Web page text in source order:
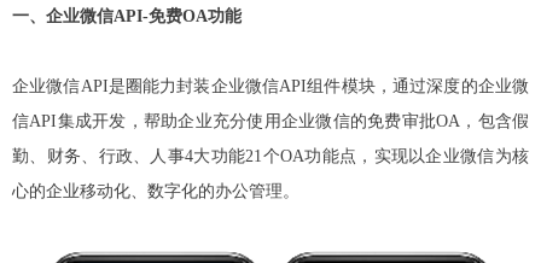
一、企业微信API-免费OA功能
企业微信API是圈能力封装企业微信API组件模块，通过深度的企业微
信API集成开发，帮助企业充分使用企业微信的免费审批OA，包含假
勤、财务、行政、人事4大功能21个OA功能点，实现以企业微信为核
心的企业移动化、数字化的办公管理。